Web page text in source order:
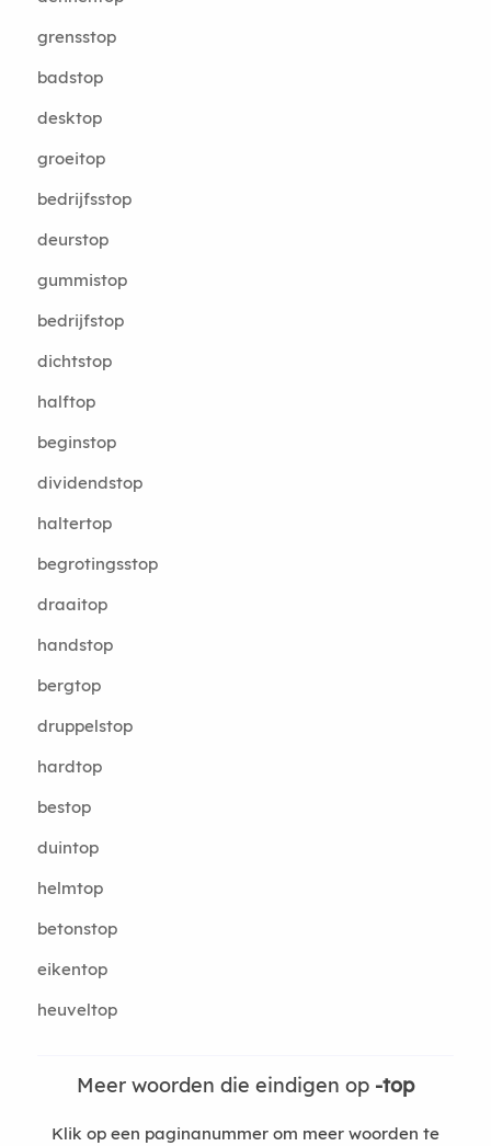
grensstop
badstop
desktop
groeitop
bedrijfsstop
deurstop
gummistop
bedrijfstop
dichtstop
halftop
beginstop
dividendstop
haltertop
begrotingsstop
draaitop
handstop
bergtop
druppelstop
hardtop
bestop
duintop
helmtop
betonstop
eikentop
heuveltop
Meer woorden die eindigen op -top
Klik op een paginanummer om meer woorden te